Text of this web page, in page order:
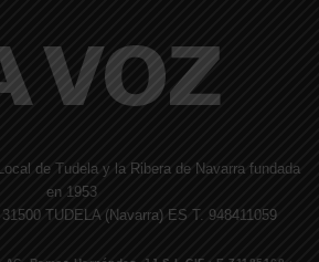
de Tudela y la Ribera de Navarra fundada
en 1953
TUDELA (Navarra) ES T. 948411059